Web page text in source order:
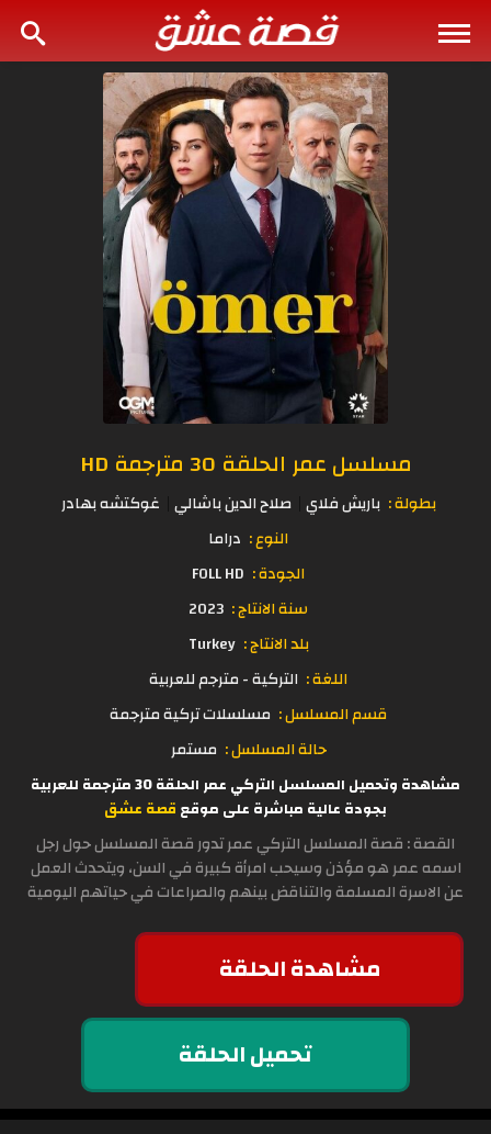
مسلسل عمر الحلقة 30 مترجمة HD
بطولة : باريش فلاي صلاح الدين باشالي غوكتشه بهادر
النوع : دراما
الجودة : FOLL HD
سنة الانتاج : 2023
بلد الانتاج : Turkey
اللغة : التركية - مترجم للعربية
قسم المسلسل : مسلسلات تركية مترجمة
حالة المسلسل : مستمر
مشاهدة وتحميل المسلسل التركي عمر الحلقة 30 مترجمة للعربية
بجودة عالية مباشرة على موقع قصة عشق
القصة : قصة المسلسل التركي عمر تدور قصة المسلسل حول رجل
اسمه عمر هو مؤذن وسيحب امرأة كبيرة في السن، ويتحدث العمل
عن الاسرة المسلمة والتناقض بينهم والصراعات في حياتهم اليومية
مشاهدة الحلقة
تحميل الحلقة